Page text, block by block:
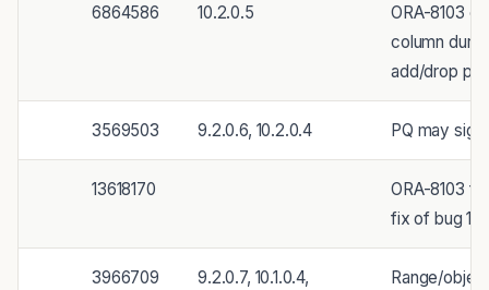
6864586 10.2.0.5
ORA-8103
column
add/drop
3569503 9.2.0.6, 10.2.0.4 PQ may
13618170
ORA-8103
fix of bug
3966709
9.2.0.7, 10.1.0.4,
Range/